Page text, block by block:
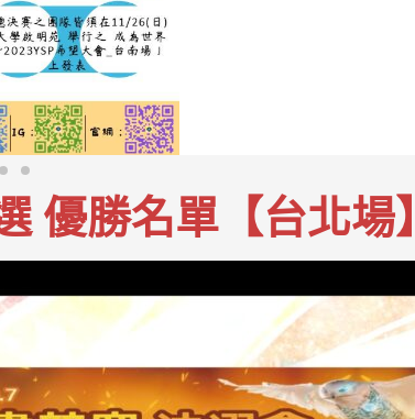
優勝名單【台北場】